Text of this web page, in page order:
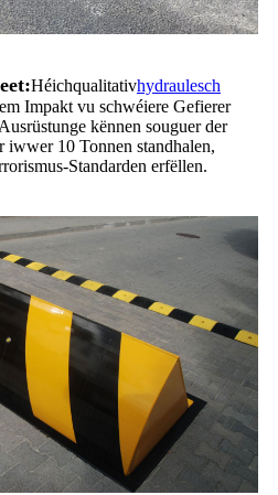
Héichqualitativhydraulesch
Impakt vu schwéiere Gefierer
kënnen souguer der
10 Tonnen standhalen,
Standarden erfëllen.